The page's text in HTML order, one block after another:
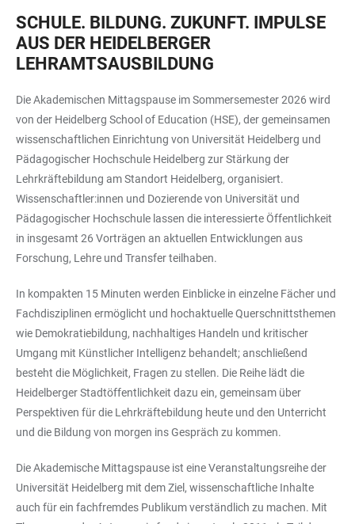
SCHULE. BILDUNG. ZUKUNFT. IMPULSE
AUS DER HEIDELBERGER
LEHRAMTSAUSBILDUNG
Die Akademischen Mittagspause im Sommersemester 2026 wird
von der Heidelberg School of Education (HSE), der gemeinsamen
wissenschaftlichen Einrichtung von Universität Heidelberg und
Pädagogischer Hochschule Heidelberg zur Stärkung der
Lehrkräftebildung am Standort Heidelberg, organisiert.
Wissenschaftler:innen und Dozierende von Universität und
Pädagogischer Hochschule lassen die interessierte Öffentlichkeit
in insgesamt 26 Vorträgen an aktuellen Entwicklungen aus
Forschung, Lehre und Transfer teilhaben.
In kompakten 15 Minuten werden Einblicke in einzelne Fächer und
Fachdisziplinen ermöglicht und hochaktuelle Querschnittsthemen
wie Demokratiebildung, nachhaltiges Handeln und kritischer
Umgang mit Künstlicher Intelligenz behandelt; anschließend
besteht die Möglichkeit, Fragen zu stellen. Die Reihe lädt die
Heidelberger Stadtöffentlichkeit dazu ein, gemeinsam über
Perspektiven für die Lehrkräftebildung heute und den Unterricht
und die Bildung von morgen ins Gespräch zu kommen.
Die Akademische Mittagspause ist eine Veranstaltungsreihe der
Universität Heidelberg mit dem Ziel, wissenschaftliche Inhalte
auch für ein fachfremdes Publikum verständlich zu machen. Mit